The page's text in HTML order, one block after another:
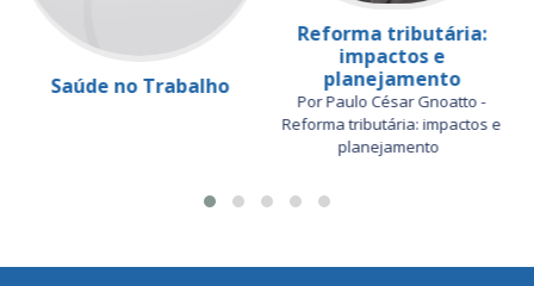
Saúde no Trabalho
Reforma tributária:
impactos e
planejamento
Por Paulo César Gnoatto -
Reforma tributária: impactos e
planejamento